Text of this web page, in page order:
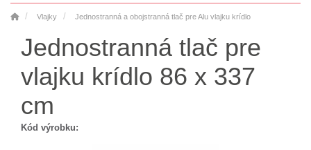
Vlajky Jednostranná a obojstranná tlač pre Alu vlajku krídlo
Jednostranná tlač pre
vlajku krídlo 86 x 337
cm
Kód výrobku: